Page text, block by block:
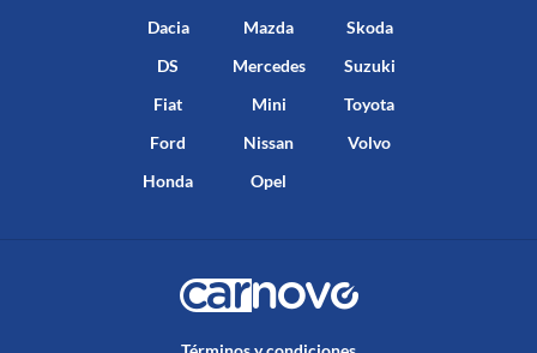
Dacia
DS
Fiat
Ford
Honda
Mazda
Mercedes
Mini
Nissan
Opel
Skoda
Suzuki
Toyota
Volvo